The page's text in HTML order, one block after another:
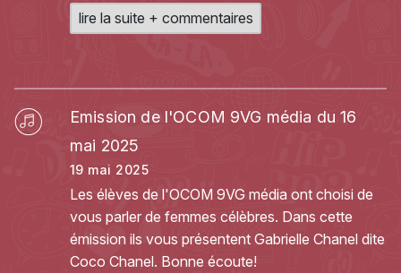
lire la suite + commentaires
Emission de l'OCOM 9VG média du 16
mai 2025
19 mai 2025
Les élèves de l'OCOM 9VG média ont choisi de
vous parler de femmes célèbres. Dans cette
émission ils vous présentent Gabrielle Chanel dite
Coco Chanel. Bonne écoute!